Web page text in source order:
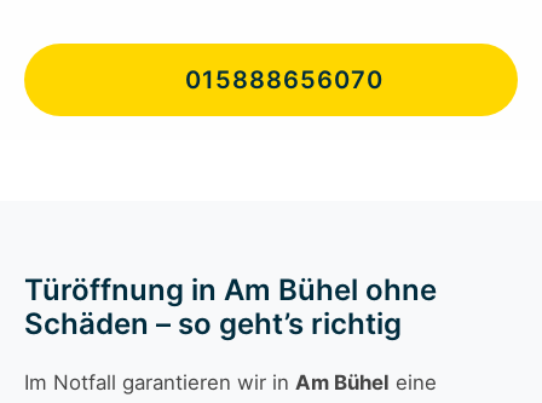
015888656070
Türöffnung in Am Bühel ohne
Schäden – so geht’s richtig
Im Notfall garantieren wir in Am Bühel eine